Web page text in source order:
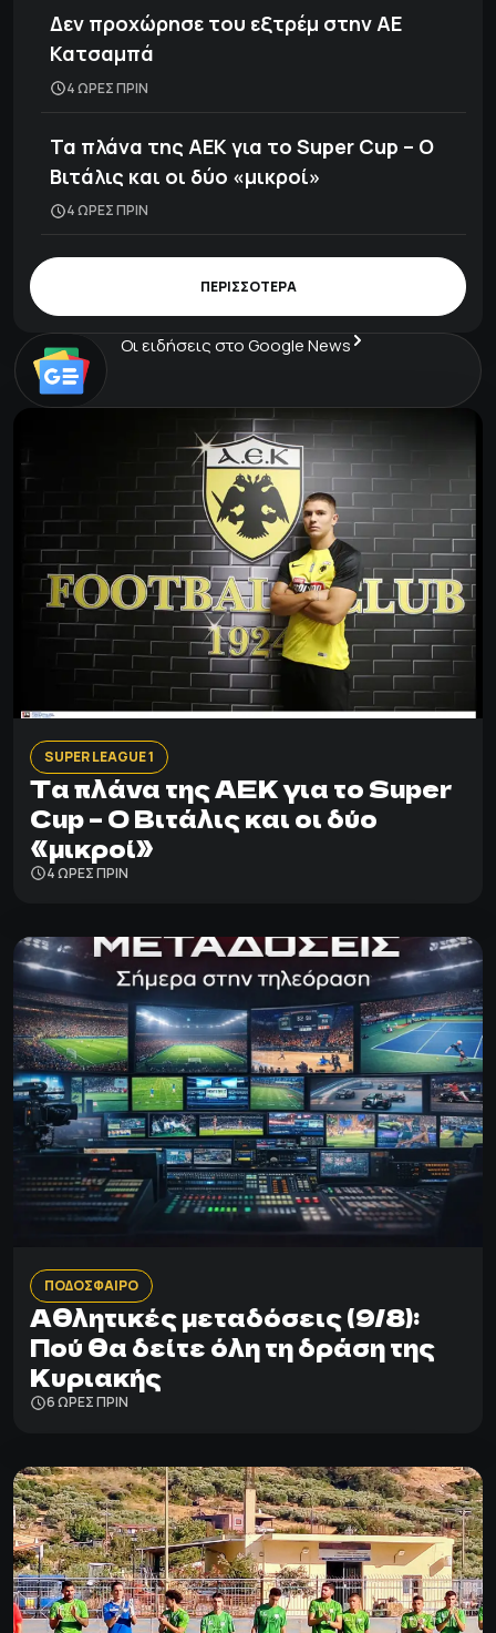
Δεν προχώρησε του εξτρέμ στην ΑΕ
Κατσαμπά
4 ΩΡΕΣ ΠΡΙΝ
Τα πλάνα της ΑΕΚ για το Super Cup – Ο
Βιτάλις και οι δύο «μικροί»
4 ΩΡΕΣ ΠΡΙΝ
ΠΕΡΙΣΣΟΤΕΡΑ
Οι ειδήσεις στο Google News
SUPER LEAGUE 1
Τα πλάνα της ΑΕΚ για το Super
Cup – Ο Βιτάλις και οι δύο
«μικροί»
4 ΩΡΕΣ ΠΡΙΝ
ΠΟΔΟΣΦΑΙΡΟ
Αθλητικές μεταδόσεις (9/8):
Πού θα δείτε όλη τη δράση της
Κυριακής
6 ΩΡΕΣ ΠΡΙΝ